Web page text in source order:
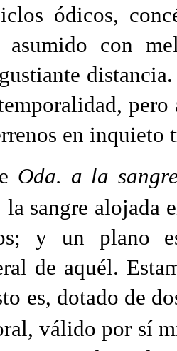
ódicos,
asumido con
en inquieto
Oda. a la
sangre alojada
y un plano
de aquél.
es, dotado de
válido por sí